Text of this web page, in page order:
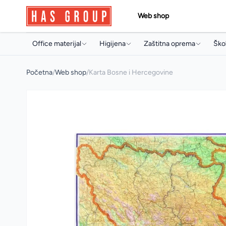
Web shop
Office materijal
Artikli za prezentaciju
Uredski aparati i prateća oprema
Poslovna galanterija
Higijena
Koncentrati za čišćenje
Sredstva za profesionalnu
mašinsku upotrebu
Sredstva za čišćenje
Deterdženti
Zaštitna oprema
Početna/Web shop/Karta Bosne i Hercegovine